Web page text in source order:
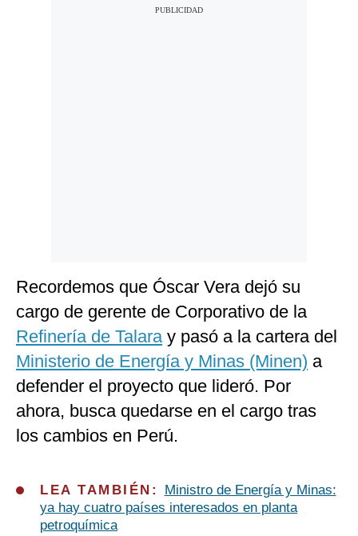
Recordemos que Óscar Vera dejó su
cargo de gerente de Corporativo de la
Refinería de Talaray pasó a la cartera del
Ministerio de Energía y Minas (Minen) a
defender el proyecto que lideró. Por
ahora, busca quedarse en el cargo tras
los cambios en Perú.
LEA TAMBIÉN:
Ministro de Energía y Minas:
ya hay cuatro países interesados en planta
petroquímica